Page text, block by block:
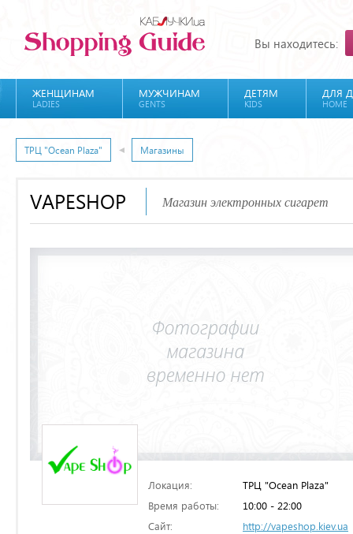
Вы находитесь:
ЖЕНЩИНАМ
LADIES
МУЖЧИНАМ
GENTS
ДЕТЯМ
KIDS
ДЛЯ
HOME
ТРЦ "Ocean Plaza" Магазины
VAPESHOP Магазин электронных сигарет
Локация:
ТРЦ "Ocean Plaza"
Время работы:
10:00 - 22:00
Сайт:
http://vapeshop.kiev.ua